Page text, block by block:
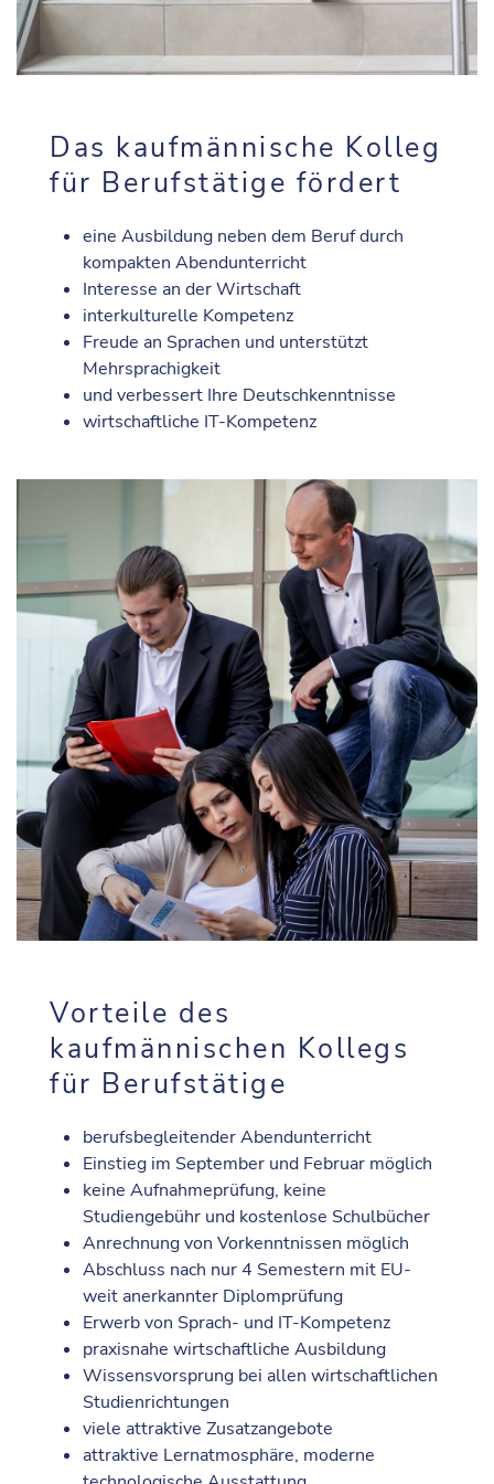
Das kaufmännische Kolleg
für Berufstätige fördert
eine Ausbildung neben dem Beruf durch
kompakten Abendunterricht
Interesse an der Wirtschaft
interkulturelle Kompetenz
Freude an Sprachen und unterstützt
Mehrsprachigkeit
und verbessert Ihre Deutschkenntnisse
wirtschaftliche IT-Kompetenz
Vorteile des
kaufmännischen Kollegs
für Berufstätige
berufsbegleitender Abendunterricht
Einstieg im September und Februar möglich
keine Aufnahmeprüfung, keine
Studiengebühr und kostenlose Schulbücher
Anrechnung von Vorkenntnissen möglich
Abschluss nach nur 4 Semestern mit EU-
weit anerkannter Diplomprüfung
Erwerb von Sprach- und IT-Kompetenz
praxisnahe wirtschaftliche Ausbildung
Wissensvorsprung bei allen wirtschaftlichen
Studienrichtungen
viele attraktive Zusatzangebote
attraktive Lernatmosphäre, moderne